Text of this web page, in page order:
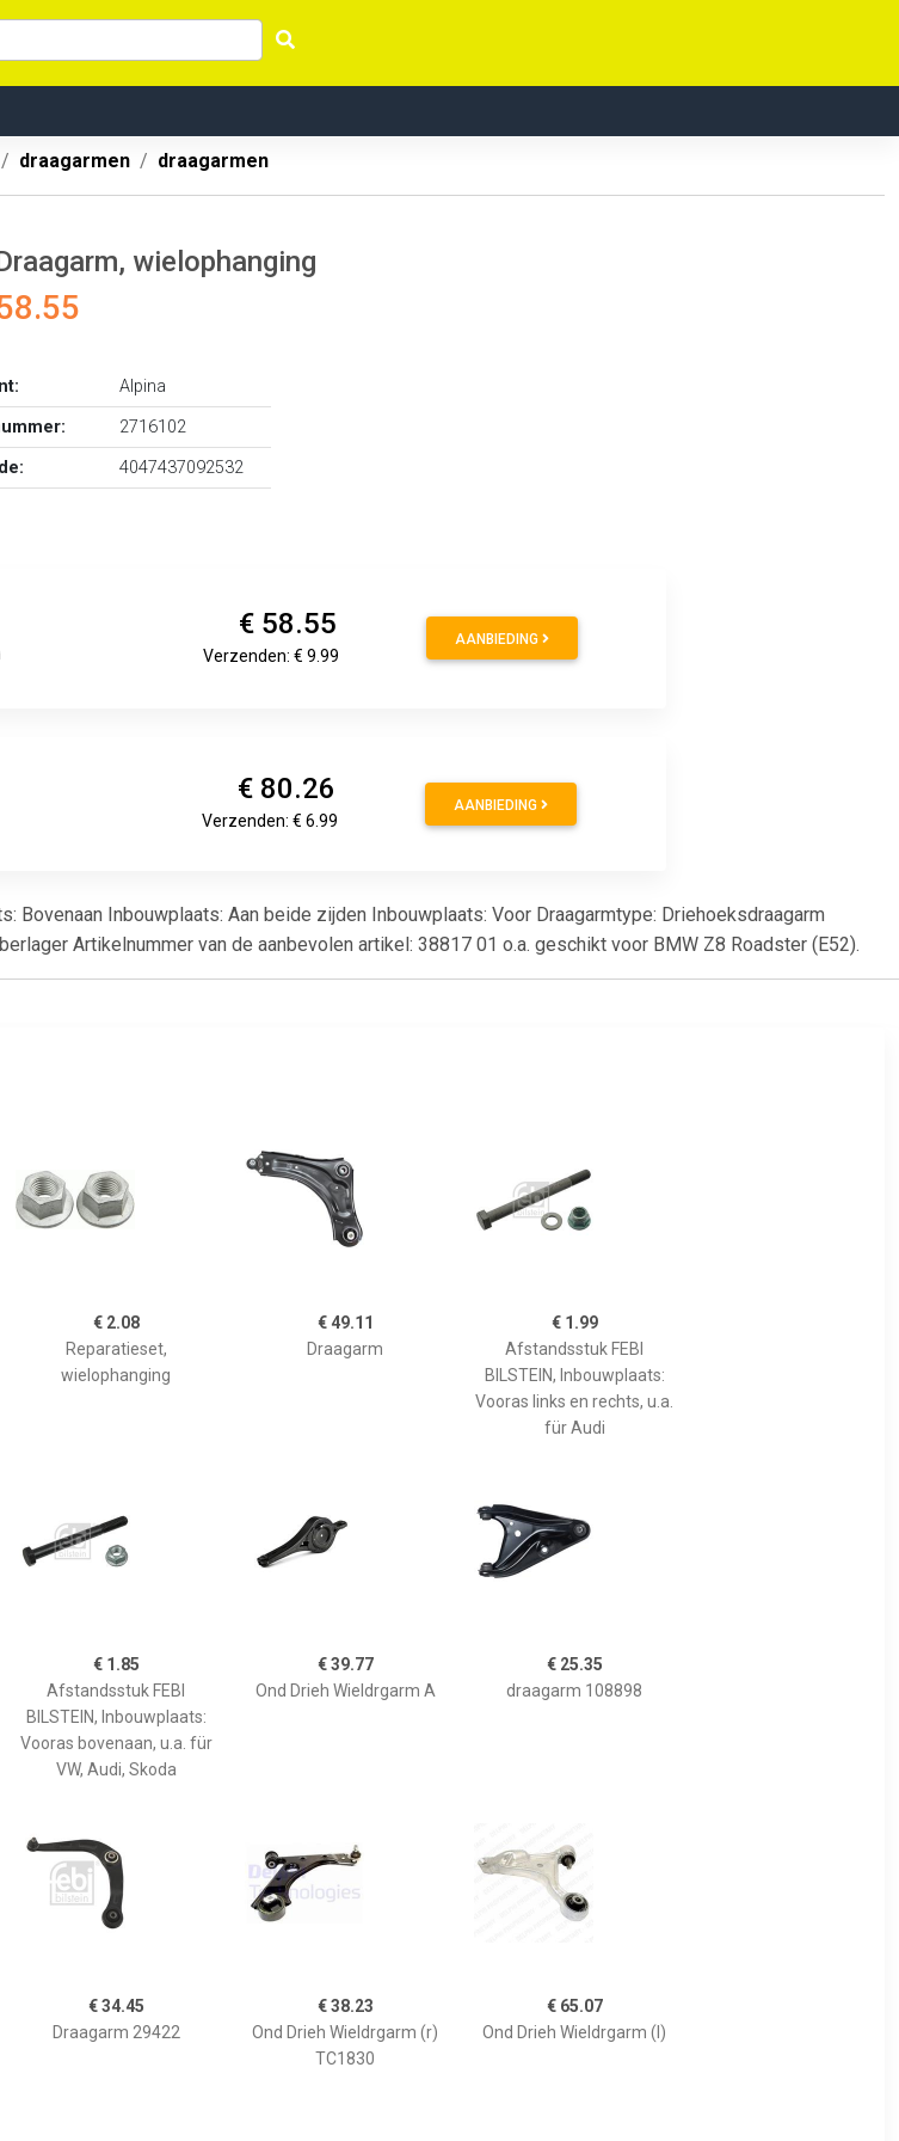
draagarmen draagarmen
wielophanging
Alpina
2716102
4047437092532
€ 58.55
Verzenden: € 9.99
AANBIEDING
€ 80.26
Verzenden: € 6.99
AANBIEDING
Bovenaan Inbouwplaats: Aan beide zijden Inbouwplaats: Voor Draagarmtype: Driehoeksdraagarm
Artikelnummer van de aanbevolen artikel: 38817 01 o.a. geschikt voor BMW Z8 Roadster (E52).
€ 2.08
Reparatieset,
wielophanging
€ 49.11
Draagarm
€ 1.99
Afstandsstuk FEBI
BILSTEIN, Inbouwplaats:
Vooras links en rechts, u.a.
für Audi
€ 1.85
Afstandsstuk FEBI
BILSTEIN, Inbouwplaats:
Vooras bovenaan, u.a. für
VW, Audi, Skoda
€ 39.77
Ond Drieh Wieldrgarm A
€ 25.35
draagarm 108898
€ 34.45
Draagarm 29422
€ 38.23
Ond Drieh Wieldrgarm (r)
TC1830
€ 65.07
Ond Drieh Wieldrgarm (l)